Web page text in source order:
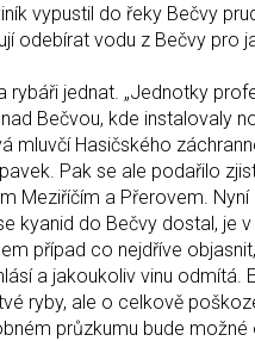
vypustil do řeky Bečvy
odebírat vodu z Bečvy pro
rybáři jednat. „Jednotky
Bečvou, kde instalovaly
mluvčí Hasičského
Pak se ale podařilo
Meziříčím a Přerovem.
kyanid do Bečvy dostal, je
případ co nejdříve
a jakoukoliv vinu
ryby, ale o celkově
průzkumu bude